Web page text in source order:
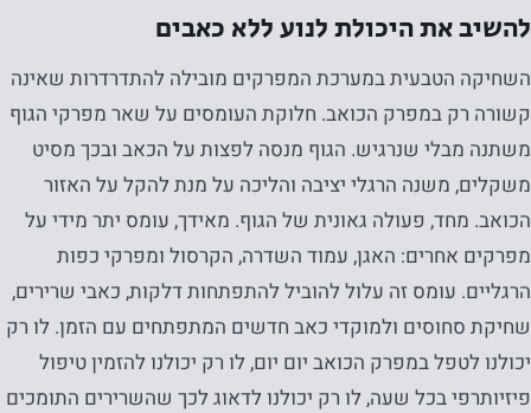
להשיב את היכולת לנוע ללא כאבים
השחיקה הטבעית במערכת המפרקים מובילה להתדרדרות שאינה
קשורה רק במפרק הכואב. חלוקת העומסים על שאר מפרקי הגוף
משתנה מבלי שנרגיש. הגוף מנסה לפצות על הכאב ובכך מסיט
משקלים, משנה הרגלי יציבה והליכה על מנת להקל על האזור
הכואב. מחד, פעולה גאונית של הגוף. מאידך, עומס יתר מידי על
מפרקים אחרים: האגן, עמוד השדרה, הקרסול ומפרקי כפות
הרגליים. עומס זה עלול להוביל להתפתחות דלקות, כאבי שרירים,
שחיקת סחוסים ולמוקדי כאב חדשים המתפתחים עם הזמן. לו רק
יכולנו לטפל במפרק הכואב יום יום, לו רק יכולנו להזמין טיפול
פיזיותרפי בכל שעה, לו רק יכולנו לדאוג לכך שהשרירים התומכים